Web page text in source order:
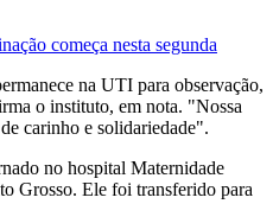
começa nesta segunda
na UTI para observação,
o instituto, em nota. "Nossa
carinho e solidariedade".
no hospital Maternidade
Grosso. Ele foi transferido para